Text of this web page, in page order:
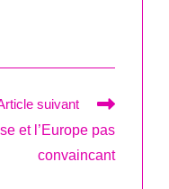
suivant
et l’Europe pas
convaincant